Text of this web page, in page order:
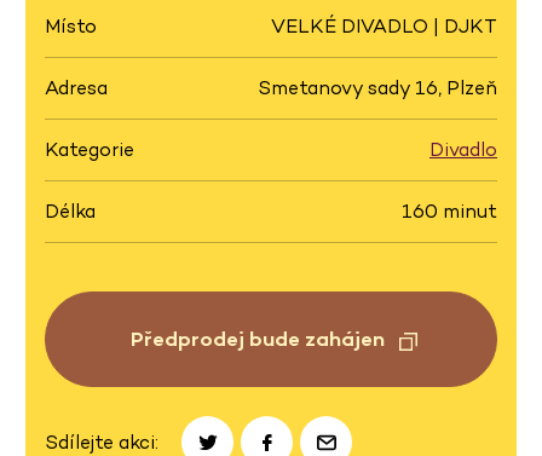
Místo VELKÉ DIVADLO | DJKT
Adresa Smetanovy sady 16, Plzeň
Kategorie Divadlo
Délka 160 minut
Předprodej bude zahájen
Sdílejte akci: